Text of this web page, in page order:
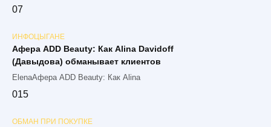
07
ИНФОЦЫГАНЕ
Афера ADD Beauty: Как Alina Davidoff
(Давыдова) обманывает клиентов
ElenaАфера ADD Beauty: Как Alina
015
ОБМАН ПРИ ПОКУПКЕ